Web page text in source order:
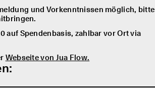
und Vorkenntnissen möglich, bitte
auf Spendenbasis, zahlbar vor Ort via
Webseite von Jua Flow.